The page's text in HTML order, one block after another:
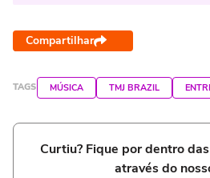
Compartilhar
TAGS MÚSICA TMJ BRAZIL
Curtiu? Fique por dentro
através do